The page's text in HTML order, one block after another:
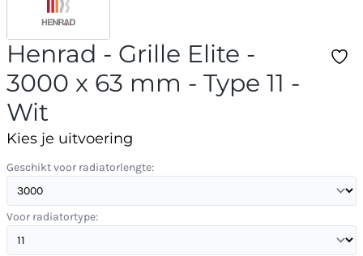
Henrad - Grille Elite -
3000 x 63 mm - Type 11 -
Wit
Kies je uitvoering
Geschikt voor radiatorlengte:
Voor radiatortype: